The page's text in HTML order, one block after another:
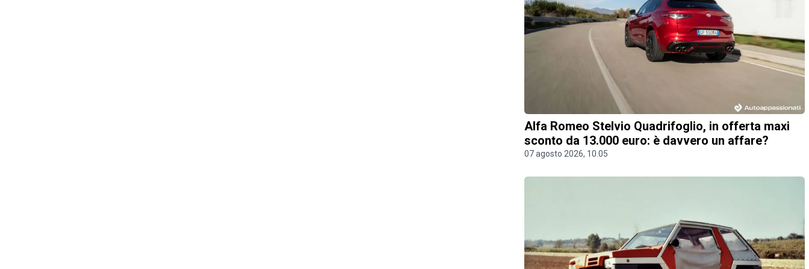
Alfa Romeo Stelvio Quadrifoglio, in offerta maxi
sconto da 13.000 euro: è davvero un affare?
07 agosto 2026, 10.05